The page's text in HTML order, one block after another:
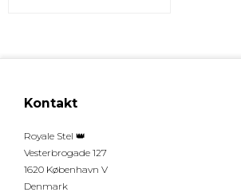
Kontakt
Royale Stel 👑
Vesterbrogade 127
1620 København V
Denmark